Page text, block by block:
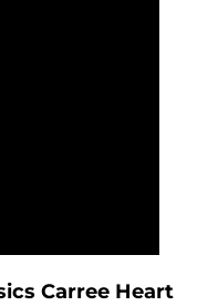
Carree Heart